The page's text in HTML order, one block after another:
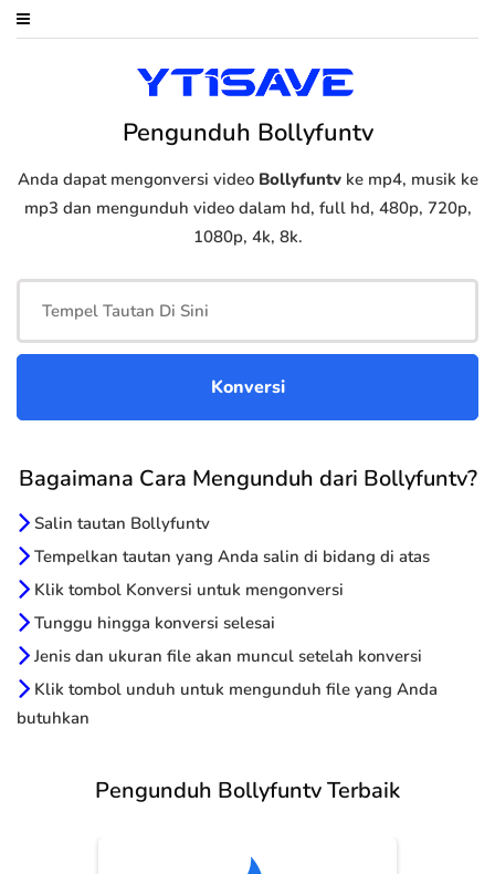
Pengunduh Bollyfuntv
Anda dapat mengonversi video Bollyfuntvke mp4, musik ke
mp3 dan mengunduh video dalam hd, full hd, 480p, 720p,
1080p, 4k, 8k.
Bagaimana Cara Mengunduh dari Bollyfuntv?
Salin tautan Bollyfuntv
Tempelkan tautan yang Anda salin di bidang di atas
Klik tombol Konversi untuk mengonversi
Tunggu hingga konversi selesai
Jenis dan ukuran file akan muncul setelah konversi
Klik tombol unduh untuk mengunduh file yang Anda
butuhkan
Pengunduh Bollyfuntv Terbaik